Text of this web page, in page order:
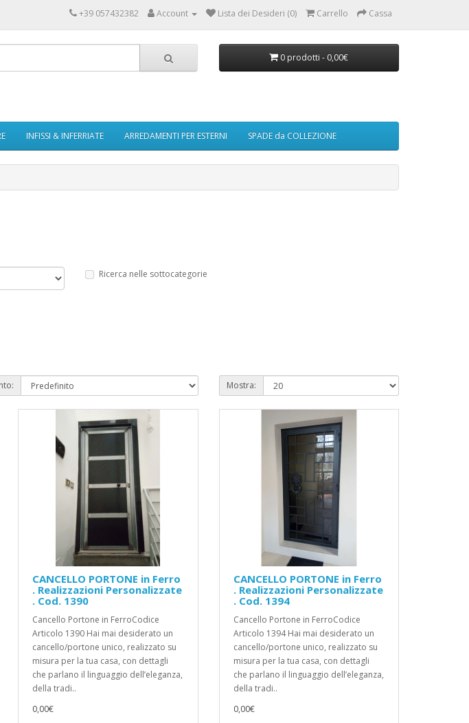
+39 057432382 Account Lista dei Desideri (0) Carrello Cassa
0 prodotti - 0,00€
INFISSI & INFERRIATE ARREDAMENTI PER ESTERNI SPADE da COLLEZIONE
Ricerca nelle sottocategorie
Mostra:
CANCELLO PORTONE in Ferro
. Realizzazioni Personalizzate
. Cod. 1390
Cancello Portone in FerroCodice
Articolo 1390 Hai mai desiderato un
cancello/portone unico, realizzato su
misura per la tua casa, con dettagli
che parlano il linguaggio dell’eleganza,
della tradi..
0,00€
CANCELLO PORTONE in Ferro
. Realizzazioni Personalizzate
. Cod. 1394
Cancello Portone in FerroCodice
Articolo 1394 Hai mai desiderato un
cancello/portone unico, realizzato su
misura per la tua casa, con dettagli
che parlano il linguaggio dell’eleganza,
della tradi..
0,00€